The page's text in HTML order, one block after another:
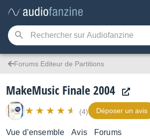
Forums Editeur de Partitions
MakeMusic Finale 2004
(4) Déposer un avis
Vue d’ensemble Avis Forums